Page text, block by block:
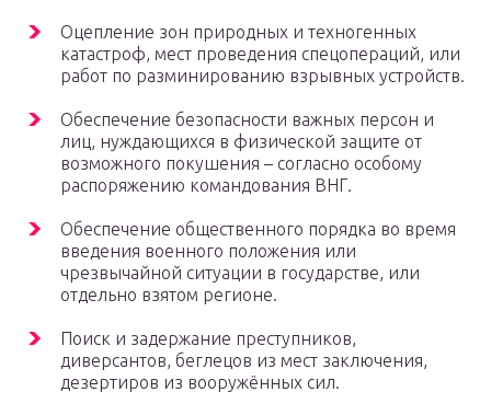
Оцепление зон природных и техногенных
катастроф, мест проведения спецопераций, или
работ по разминированию взрывных устройств.
Обеспечение безопасности важных персон и
лиц, нуждающихся в физической защите от
возможного покушения – согласно особому
распоряжению командования ВНГ.
Обеспечение общественного порядка во время
введения военного положения или
чрезвычайной ситуации в государстве, или
отдельно взятом регионе.
Поиск и задержание преступников,
диверсантов, беглецов из мест заключения,
дезертиров из вооружённых сил.